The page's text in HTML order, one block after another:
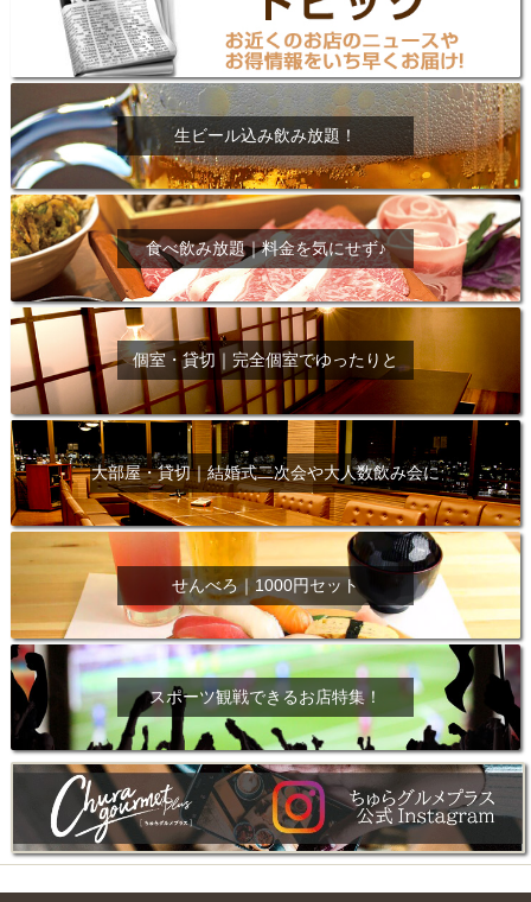
生ビール込み飲み放題！
食べ飲み放題｜料金を気にせず♪
個室・貸切｜完全個室でゆったりと
大部屋・貸切｜結婚式二次会や大人数飲み会に
せんべろ｜1000円セット
スポーツ観戦できるお店特集！